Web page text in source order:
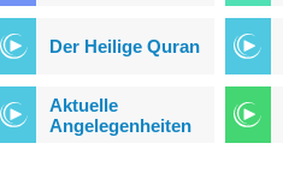
Der Heilige Quran
Aktuelle
Angelegenheiten